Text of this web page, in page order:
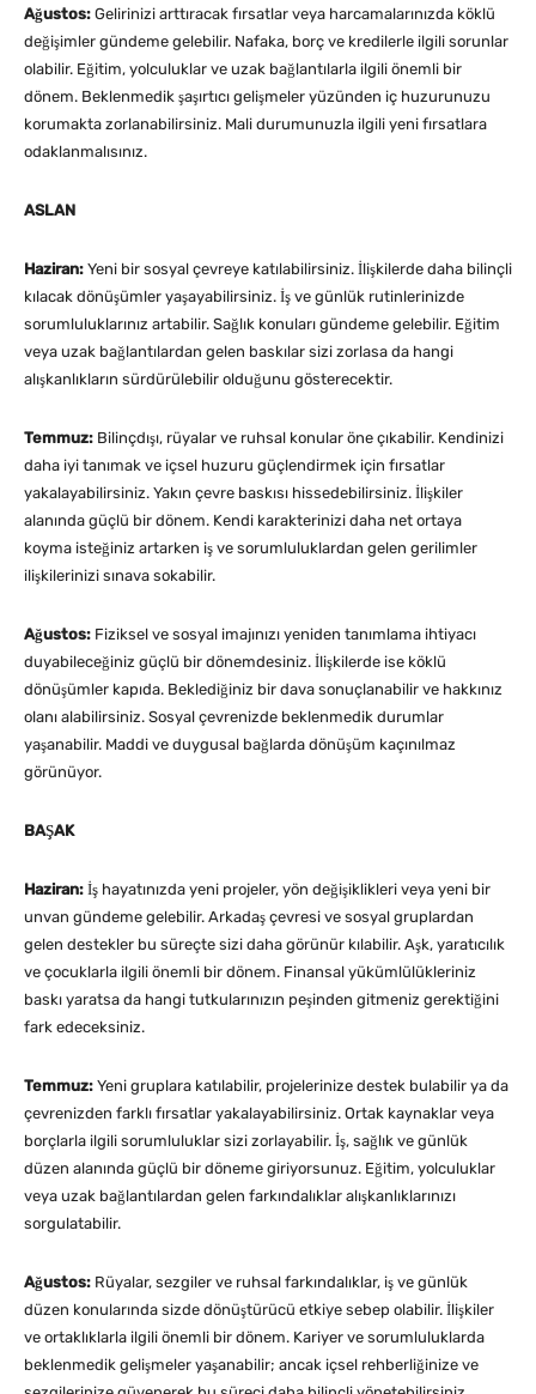
Ağustos: Gelirinizi arttıracak fırsatlar veya harcamalarınızda köklü
değişimler gündeme gelebilir. Nafaka, borç ve kredilerle ilgili sorunlar
olabilir. Eğitim, yolculuklar ve uzak bağlantılarla ilgili önemli bir
dönem. Beklenmedik şaşırtıcı gelişmeler yüzünden iç huzurunuzu
korumakta zorlanabilirsiniz. Mali durumunuzla ilgili yeni fırsatlara
odaklanmalısınız.
ASLAN
Haziran: Yeni bir sosyal çevreye katılabilirsiniz. İlişkilerde daha bilinçli
kılacak dönüşümler yaşayabilirsiniz. İş ve günlük rutinlerinizde
sorumluluklarınız artabilir. Sağlık konuları gündeme gelebilir. Eğitim
veya uzak bağlantılardan gelen baskılar sizi zorlasa da hangi
alışkanlıkların sürdürülebilir olduğunu gösterecektir.
Temmuz: Bilinçdışı, rüyalar ve ruhsal konular öne çıkabilir. Kendinizi
daha iyi tanımak ve içsel huzuru güçlendirmek için fırsatlar
yakalayabilirsiniz. Yakın çevre baskısı hissedebilirsiniz. İlişkiler
alanında güçlü bir dönem. Kendi karakterinizi daha net ortaya
koyma isteğiniz artarken iş ve sorumluluklardan gelen gerilimler
ilişkilerinizi sınava sokabilir.
Ağustos: Fiziksel ve sosyal imajınızı yeniden tanımlama ihtiyacı
duyabileceğiniz güçlü bir dönemdesiniz. İlişkilerde ise köklü
dönüşümler kapıda. Beklediğiniz bir dava sonuçlanabilir ve hakkınız
olanı alabilirsiniz. Sosyal çevrenizde beklenmedik durumlar
yaşanabilir. Maddi ve duygusal bağlarda dönüşüm kaçınılmaz
görünüyor.
BAŞAK
Haziran: İş hayatınızda yeni projeler, yön değişiklikleri veya yeni bir
unvan gündeme gelebilir. Arkadaş çevresi ve sosyal gruplardan
gelen destekler bu süreçte sizi daha görünür kılabilir. Aşk, yaratıcılık
ve çocuklarla ilgili önemli bir dönem. Finansal yükümlülükleriniz
baskı yaratsa da hangi tutkularınızın peşinden gitmeniz gerektiğini
fark edeceksiniz.
Temmuz: Yeni gruplara katılabilir, projelerinize destek bulabilir ya da
çevrenizden farklı fırsatlar yakalayabilirsiniz. Ortak kaynaklar veya
borçlarla ilgili sorumluluklar sizi zorlayabilir. İş, sağlık ve günlük
düzen alanında güçlü bir döneme giriyorsunuz. Eğitim, yolculuklar
veya uzak bağlantılardan gelen farkındalıklar alışkanlıklarınızı
sorgulatabilir.
Ağustos: Rüyalar, sezgiler ve ruhsal farkındalıklar, iş ve günlük
düzen konularında sizde dönüştürücü etkiye sebep olabilir. İlişkiler
ve ortaklıklarla ilgili önemli bir dönem. Kariyer ve sorumluluklarda
beklenmedik gelişmeler yaşanabilir; ancak içsel rehberliğinize ve